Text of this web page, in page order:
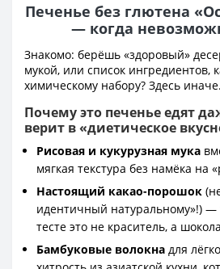
Печенье без глютена
— когда
Знакомо: берёшь «здоровый»
мукой, или список ингредиентов,
химическому набору? Здесь иначе.
Почему это печенье едят
верит в «диетическое
Рисовая и кукурузная мука
мягкая текстура без намёка на
Настоящий какао-порошок
идентичный натуральному»!)
тесте это не краситель, а
Бамбуковые волокна для